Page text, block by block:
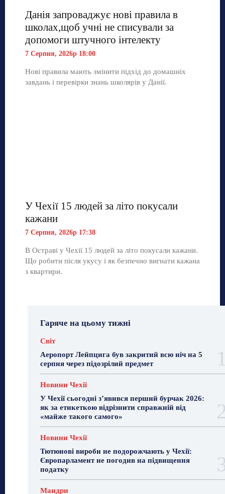
Данія запроваджує нові правила в
школах,щоб учні не списували за
допомоги штучного інтелекту
7 Серпня, 2026р 18:00
Нові правила мають змінити підхід до домашніх
завдань і перевірки знань школярів у Данії.
У Чехії 15 людей за літо покусали
кажани
7 Серпня, 2026р 17:38
В Остраві у Чехії 15 людей за літо покусали кажани.
Що робити після укусу і як безпечно вигнати кажана
з квартири.
Гаряче на цьому тижні
Світ
Аеропорт Лейпцига був закритий всю ніч на 5
серпня через підозрілий предмет
Новини Чехії
У Чехії сьогодні з’явився перший бурчак 2026:
як за етикеткою відрізнити справжній від
«майже такого самого»
Новини Чехії
Тютюнові вироби не подорожчають у Чехії:
Європарламент не погодив на підвищення
податку
Мандри